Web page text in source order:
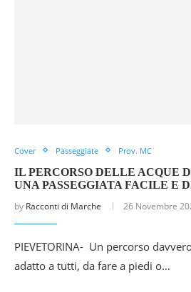
Cover Passeggiate Prov. MC
IL PERCORSO DELLE ACQUE
UNA PASSEGGIATA FACILE E
by Racconti di Marche 26 Novembre
PIEVETORINA- Un percorso
adatto a tutti, da fare a piedi o…